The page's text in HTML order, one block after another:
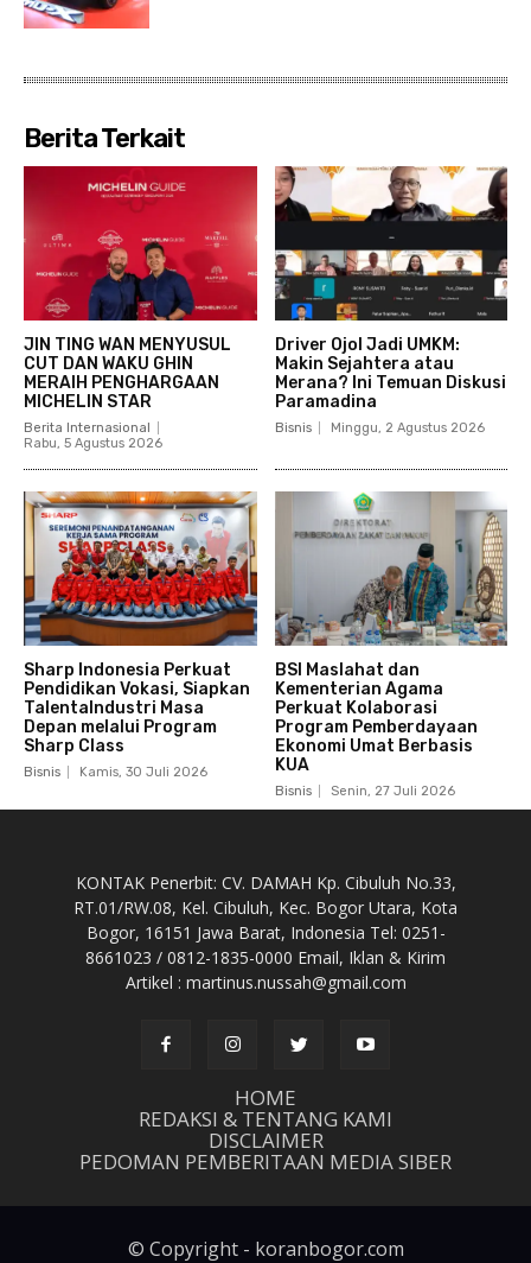
Berita Terkait
JIN TING WAN MENYUSUL
CUT DAN WAKU GHIN
MERAIH PENGHARGAAN
MICHELIN STAR
Berita Internasional
Rabu, 5 Agustus 2026
Driver Ojol Jadi UMKM:
Makin Sejahtera atau
Merana? Ini Temuan Diskusi
Paramadina
Bisnis Minggu, 2 Agustus 2026
Sharp Indonesia Perkuat
Pendidikan Vokasi, Siapkan
TalentaIndustri Masa
Depan melalui Program
Sharp Class
Bisnis Kamis, 30 Juli 2026
BSI Maslahat dan
Kementerian Agama
Perkuat Kolaborasi
Program Pemberdayaan
Ekonomi Umat Berbasis
KUA
Bisnis Senin, 27 Juli 2026
KONTAK Penerbit: CV. DAMAH Kp. Cibuluh No.33,
RT.01/RW.08, Kel. Cibuluh, Kec. Bogor Utara, Kota
Bogor, 16151 Jawa Barat, Indonesia Tel: 0251-
8661023 / 0812-1835-0000 Email, Iklan & Kirim
Artikel : martinus.nussah@gmail.com
HOME
REDAKSI & TENTANG KAMI
DISCLAIMER
PEDOMAN PEMBERITAAN MEDIA SIBER
© Copyright - koranbogor.com